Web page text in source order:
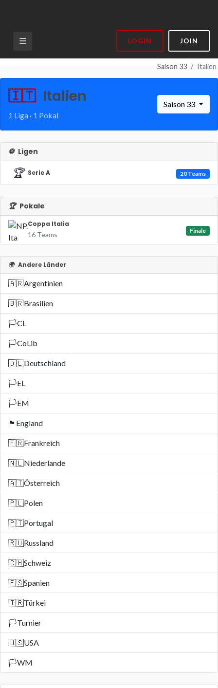
LOGIN JOIN
Saison 33 Italien
🇮🇹 Italien
1 Liga · 1 Pokal
Saison 33
⚽ Ligen
🏆 Serie A 20 Teams
🏆 Pokale
Coppa Italia
16 Teams
Finale
🌍 Andere Länder
🇦🇷Argentinien
🇧🇷Brasilien
🏳️CL
🏳️CoLib
🇩🇪Deutschland
🏳️EL
🏳️EM
🏴󠁧󠁢󠁥󠁮󠁧󠁿 England
🇫🇷Frankreich
🇳🇱Niederlande
🇦🇹Österreich
🇵🇱Polen
🇵🇹Portugal
🇷🇺Russland
🇨🇭Schweiz
🇪🇸Spanien
🇹🇷Türkei
🏳️Turnier
🇺🇸USA
🏳️WM